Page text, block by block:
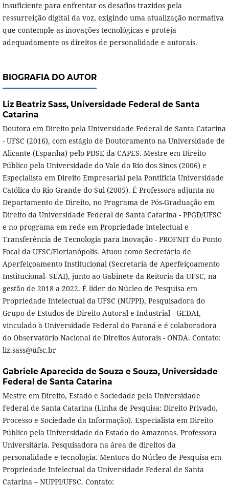
insuficiente para enfrentar os desafios trazidos pela
ressurreição digital da voz, exigindo uma atualização normativa
que contemple as inovações tecnológicas e proteja
adequadamente os direitos de personalidade e autorais.
BIOGRAFIA DO AUTOR
Liz Beatriz Sass, Universidade Federal de Santa
Catarina
Doutora em Direito pela Universidade Federal de Santa Catarina
- UFSC (2016), com estágio de Doutoramento na Universidade de
Alicante (Espanha) pelo PDSE da CAPES. Mestre em Direito
Público pela Universidade do Vale do Rio dos Sinos (2006) e
Especialista em Direito Empresarial pela Pontifícia Universidade
Católica do Rio Grande do Sul (2005). É Professora adjunta no
Departamento de Direito, no Programa de Pós-Graduação em
Direito da Universidade Federal de Santa Catarina - PPGD/UFSC
e no programa em rede em Propriedade Intelectual e
Transferência de Tecnologia para Inovação - PROFNIT do Ponto
Focal da UFSC/Florianópolis. Atuou como Secretária de
Aperfeiçoamento Institucional (Secretaria de Aperfeiçoamento
Institucional- SEAI), junto ao Gabinete da Reitoria da UFSC, na
gestão de 2018 a 2022. É líder do Núcleo de Pesquisa em
Propriedade Intelectual da UFSC (NUPPI), Pesquisadora do
Grupo de Estudos de Direito Autoral e Industrial - GEDAI,
vinculado à Universidade Federal do Paraná e é colaboradora
do Observatório Nacional de Direitos Autorais - ONDA. Contato:
liz.sass@ufsc.br
Gabriele Aparecida de Souza e Souza, Universidade
Federal de Santa Catarina
Mestre em Direito, Estado e Sociedade pela Universidade
Federal de Santa Catarina (Linha de Pesquisa: Direito Privado,
Processo e Sociedade da Informação). Especialista em Direito
Público pela Universidade do Estado do Amazonas. Professora
Universitária. Pesquisadora na área de direitos da
personalidade e tecnologia. Mentora do Núcleo de Pesquisa em
Propriedade Intelectual da Universidade Federal de Santa
Catarina – NUPPI/UFSC. Contato: